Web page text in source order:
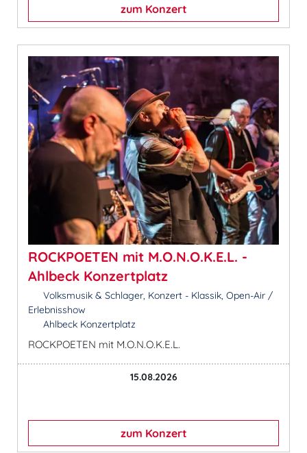
zum Konzert
ROCKPOETEN mit M.O.N.O.K.E.L. -
Ahlbeck Konzertplatz
Volksmusik & Schlager, Konzert - Klassik, Open-Air /
Erlebnisshow
Ahlbeck Konzertplatz
ROCKPOETEN mit M.O.N.O.K.E.L.
15.08.2026
zum Konzert